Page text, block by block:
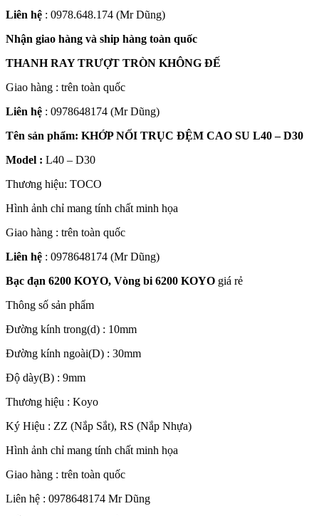
Liên hệ : 0978.648.174 (Mr Dũng)
Nhận giao hàng và ship hàng toàn quốc
THANH RAY TRƯỢT TRÒN KHÔNG ĐẾ
Giao hàng : trên toàn quốc
Liên hệ : 0978648174 (Mr Dũng)
Tên sản phẩm: KHỚP NỐI TRỤC ĐỆM CAO SU L40 – D30
Model : L40 – D30
Thương hiệu: TOCO
Hình ảnh chỉ mang tính chất minh họa
Giao hàng : trên toàn quốc
Liên hệ : 0978648174 (Mr Dũng)
Bạc đạn 6200 KOYO, Vòng bi 6200 KOYO giá rẻ
Thông số sản phẩm
Đường kính trong(d) : 10mm
Đường kính ngoài(D) : 30mm
Độ dày(B) : 9mm
Thương hiệu : Koyo
Ký Hiệu : ZZ (Nắp Sắt), RS (Nắp Nhựa)
Hình ảnh chỉ mang tính chất minh họa
Giao hàng : trên toàn quốc
Liên hệ : 0978648174 Mr Dũng